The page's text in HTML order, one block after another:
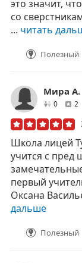
это значит,
со
... читать
Полезный
Мира А.
0друзей
2
Школа лицей
учится с пред
первый
Оксана
дальше
Полезный